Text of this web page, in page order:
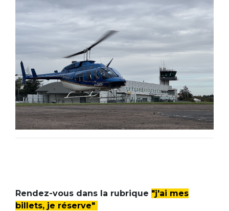
Rendez-vous dans la rubrique "j'ai mes
billets, je réserve"